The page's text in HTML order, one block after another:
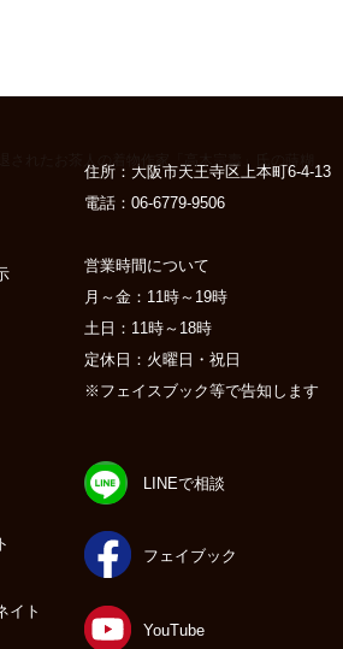
されたお茶人の着物作家「高木宗壽」氏の蒔糊
イト
住所：大阪市天王寺区上本町6-4-13
電話：06-6779-9506
営業時間について
月～金：11時～19時
土日：11時～18時
定休日：火曜日・祝日
※フェイスブック等で告知します
LINEで相談
フェイブック
YouTube